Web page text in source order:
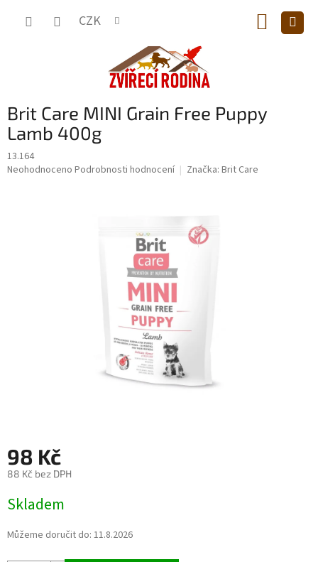
CZK
KOŠÍK
Brit Care MINI Grain Free Puppy
Lamb 400g
13.164
Průměrné
Neohodnoceno Podrobnosti hodnocení Značka: Brit Care
98 Kč
88 Kč bez DPH
cena:
Skladem
Můžeme doručit do: 11.8.2026